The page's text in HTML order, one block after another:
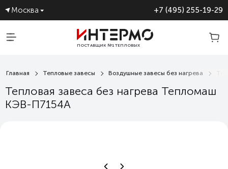
Москва +7 (495) 255-19-29
ПОСТАВЩИК №1 ТЕПЛОВЫХ
ЗАВЕС
Главная Тепловые завесы Воздушные завесы без нагрева
Тепловая завеса без нагрева Тепломаш
КЭВ-П7154A